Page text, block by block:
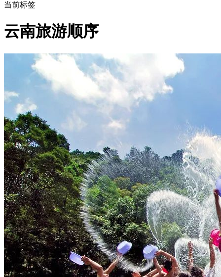
当前标签
云南旅游顺序